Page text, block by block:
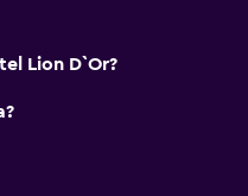
Lion D`Or?